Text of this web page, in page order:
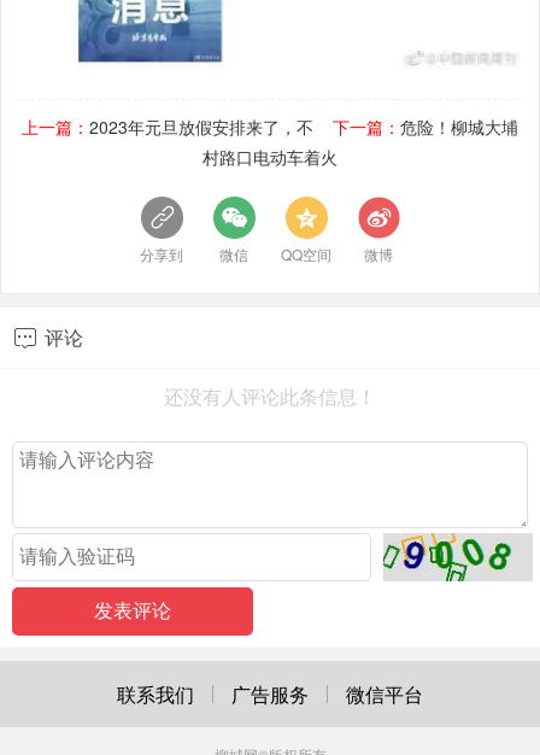
上一篇： 2023年元旦放假安排来了，不 下一篇： 危险！柳城大埔
村路口电动车着火
分享到 微信 QQ空间 微博
 评论
还没有人评论此条信息！
联系我们 广告服务 微信平台